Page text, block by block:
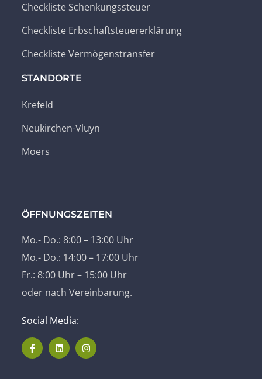
Checkliste Schenkungssteuer
Checkliste Erbschaftsteuererklärung
Checkliste Vermögenstransfer
STANDORTE
Krefeld
Neukirchen-Vluyn
Moers
ÖFFNUNGSZEITEN
Mo.- Do.: 8:00 – 13:00 Uhr
Mo.- Do.: 14:00 – 17:00 Uhr
Fr.: 8:00 Uhr – 15:00 Uhr
oder nach Vereinbarung.
Social Media: